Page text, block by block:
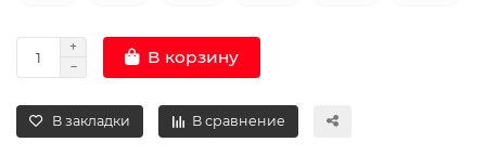
В корзину
В закладки В сравнение